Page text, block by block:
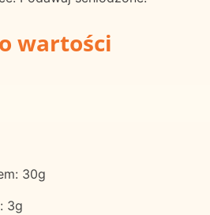
wartości
30g
3g